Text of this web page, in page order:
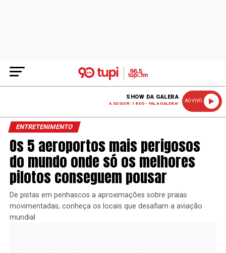
SHOW DA GALERA
A SEGUIR: 18:00 - FALA GALERA!
AO VIVO
ENTRETENIMENTO
Os 5 aeroportos mais perigosos
do mundo onde só os melhores
pilotos conseguem pousar
De pistas em penhascos a aproximações sobre praias
movimentadas; conheça os locais que desafiam a aviação
mundial